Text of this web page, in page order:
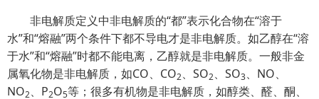
非电解质定义中非电解质的“都”表示化合物在“溶于
水”和“熔融”两个条件下都不导电才是非电解质。如乙醇在“溶
于水”和“熔融”时都不能电离，乙醇就是非电解质。一般非金
属氧化物是非电解质，如CO、CO2、SO2、SO3、NO、
NO2、P2O5等；很多有机物是非电解质，如醇类、醛、酮、